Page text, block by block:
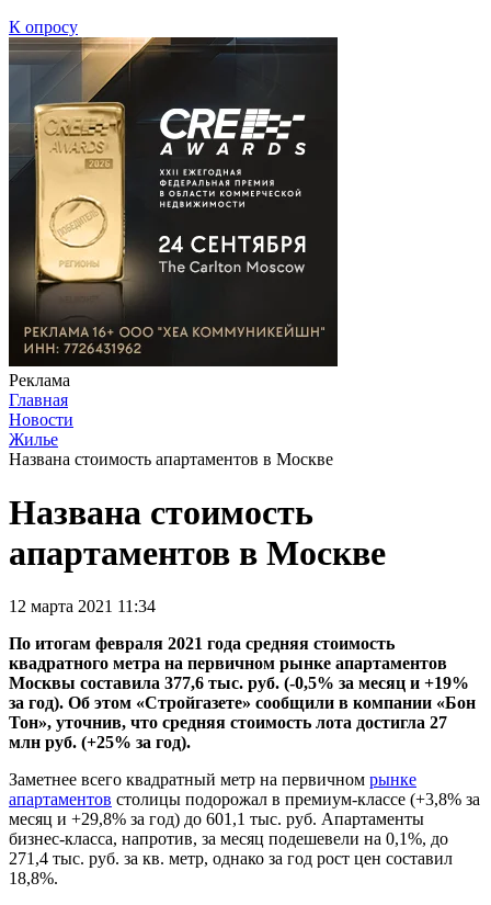
К опросу
Реклама
Главная
Новости
Жилье
Названа стоимость апартаментов в Москве
Названа стоимость
апартаментов в Москве
12 марта 2021 11:34
По итогам февраля 2021 года средняя стоимость
квадратного метра на первичном рынке апартаментов
Москвы составила 377,6 тыс. руб. (-0,5% за месяц и +19%
за год). Об этом «Стройгазете» сообщили в компании «Бон
Тон», уточнив, что средняя стоимость лота достигла 27
млн руб. (+25% за год).
Заметнее всего квадратный метр на первичном рынке
апартаментов столицы подорожал в премиум-классе (+3,8% за
месяц и +29,8% за год) до 601,1 тыс. руб. Апартаменты
бизнес-класса, напротив, за месяц подешевели на 0,1%, до
271,4 тыс. руб. за кв. метр, однако за год рост цен составил
18,8%.